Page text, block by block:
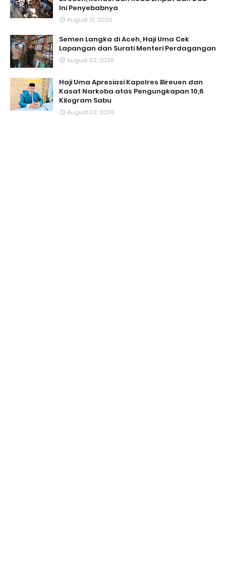
Ini Penyebabnya
August 01, 2026
Semen Langka di Aceh, Haji Uma Cek
Lapangan dan Surati Menteri Perdagangan
August 02, 2026
Haji Uma Apresiasi Kapolres Bireuen dan
Kasat Narkoba atas Pengungkapan 10,6
Kilogram Sabu
August 03, 2026